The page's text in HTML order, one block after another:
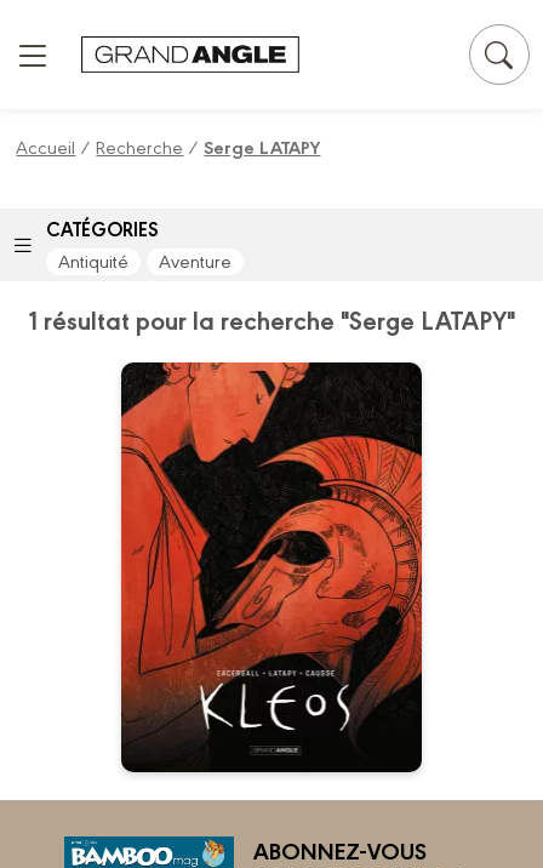
Accueil /Recherche /Serge LATAPY
CATÉGORIES
Antiquité Aventure
1 résultat pour la recherche "Serge LATAPY"
Kleos - histoire
complète
Date de parution :
03/05/2023
" Une puissante aventure
initiatique, un hommage aux
conteurs et aux récits
fondateurs.”
ABONNEZ-VOUS